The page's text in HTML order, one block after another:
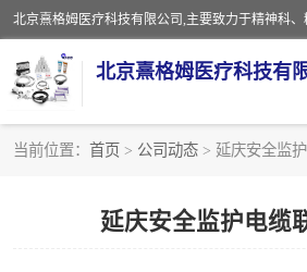
北京熹格姆医疗科技有
当前位置： 首页 > 公司动态 > 延庆安全监
延庆安全监护电缆